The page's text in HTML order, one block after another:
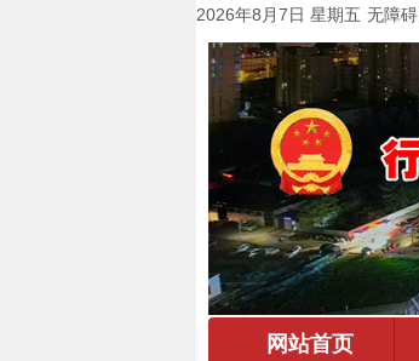
2026年8月7日 星期五 无障碍